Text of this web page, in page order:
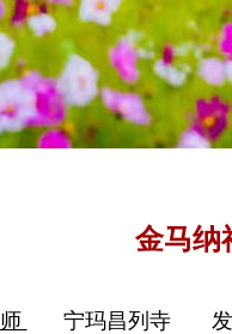
金马纳
宁玛昌列寺